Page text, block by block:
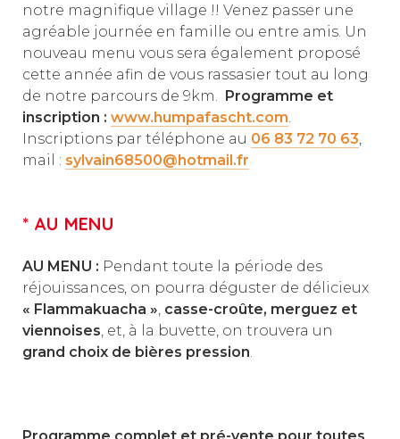
notre magnifique village !! Venez passer une
agréable journée en famille ou entre amis. Un
nouveau menu vous sera également proposé
cette année afin de vous rassasier tout au long
de notre parcours de 9km. Programme et
inscription : www.humpafascht.com
Inscriptions par téléphone au 06 83 72 70 63
mail : sylvain68500@hotmail.fr
* AU MENU
AU MENU : Pendant toute la période des
réjouissances, on pourra déguster de délicieux
« Flammakuacha », casse-croûte, merguez et
viennoises, et, à la buvette, on trouvera un
grand choix de bières pression.